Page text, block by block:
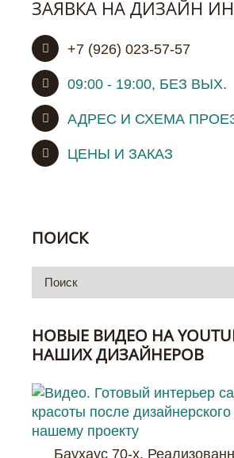
ЗАЯВКА НА ДИЗАЙН
+7 (926) 023-57-57
09:00 - 19:00, БЕЗ ВЫХ.
АДРЕС И СХЕМА
ЦЕНЫ И ЗАКАЗ
ПОИСК
НОВЫЕ ВИДЕО НА
НАШИХ ДИЗАЙНЕРОВ
Баухаус 70-х.